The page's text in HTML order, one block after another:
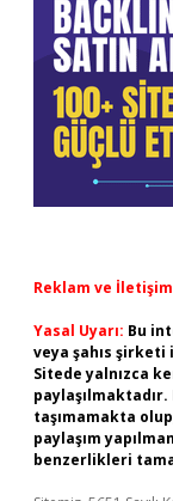
Reklam ve
Yasal Uyarı: Bu
veya şahıs şirketi
Sitede yalnızca
taşımamakta
paylaşım
benzerlikleri